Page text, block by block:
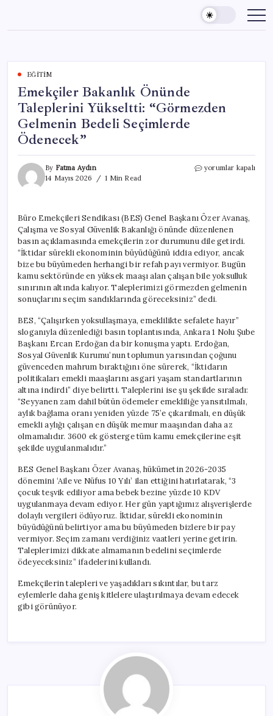
content
EĞITIM
Emekçiler Bakanlık Önünde
Taleplerini Yükseltti: “Görmezden
Gelmenin Bedeli Seçimlerde
Ödenecek”
By Fatma Aydın
14 Mayıs 2026
1 Min Read
Emekçiler
“Görmezden
Gelmenin
Bedeli
Seçimlerde
Ödenecek”
için
yorumlar kapalı
Büro Emekçileri Sendikası (BES) Genel Başkanı Özer Avanaş,
Çalışma ve Sosyal Güvenlik Bakanlığı önünde düzenlenen
basın açıklamasında emekçilerin zor durumunu dile getirdi.
“İktidar sürekli ekonominin büyüdüğünü iddia ediyor, ancak
bize bu büyümeden herhangi bir refah payı vermiyor. Bugün
kamu sektöründe en yüksek maaşı alan çalışan bile yoksulluk
sınırının altında kalıyor. Taleplerimizi görmezden gelmenin
sonuçlarını seçim sandıklarında göreceksiniz” dedi.
BES, “Çalışırken yoksullaşmaya, emeklilikte sefalete hayır”
sloganıyla düzenlediği basın toplantısında, Ankara 1 Nolu Şube
Başkanı Ercan Erdoğan da bir konuşma yaptı. Erdoğan,
Sosyal Güvenlik Kurumu’nun toplumun yarısından çoğunu
güvenceden mahrum bıraktığını öne sürerek, “İktidarın
politikaları emekli maaşlarını asgari yaşam standartlarının
altına indirdi” diye belirtti. Taleplerini ise şu şekilde sıraladı:
“Seyyanen zam dahil bütün ödemeler emekliliğe yansıtılmalı,
aylık bağlama oranı yeniden yüzde 75’e çıkarılmalı, en düşük
emekli aylığı çalışan en düşük memur maaşından daha az
olmamalıdır. 3600 ek gösterge tüm kamu emekçilerine eşit
şekilde uygulanmalıdır.”
BES Genel Başkanı Özer Avanaş, hükümetin 2026-2035
dönemini ‘Aile ve Nüfus 10 Yılı’ ilan ettiğini hatırlatarak, “3
çocuk teşvik ediliyor ama bebek bezine yüzde 10 KDV
uygulanmaya devam ediyor. Her gün yaptığımız alışverişlerde
dolaylı vergileri ödüyoruz. İktidar, sürekli ekonominin
büyüdüğünü belirtiyor ama bu büyümeden bizlere bir pay
vermiyor. Seçim zamanı verdiğiniz vaatleri yerine getirin.
Taleplerimizi dikkate almamanın bedelini seçimlerde
ödeyeceksiniz” ifadelerini kullandı.
Emekçilerin talepleri ve yaşadıkları sıkıntılar, bu tarz
eylemlerle daha geniş kitlelere ulaştırılmaya devam edecek
gibi görünüyor.